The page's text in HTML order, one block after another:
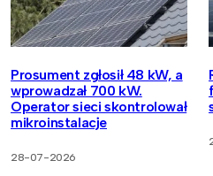
Prosument zgłosił 48 kW, a
wprowadzał 700 kW.
Operator sieci skontrolował
mikroinstalacje
28-07-2026